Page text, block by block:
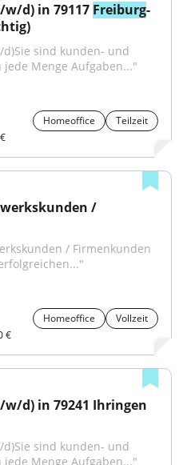
d) in 79117 Freiburg-
d)Sie sind kunden- und
Menge Aufgaben..."
Homeoffice
Teilzeit
/
/ Firmenkunden
Homeoffice
Vollzeit
€
d) in 79241 Ihringen
d)Sie sind kunden- und
Menge Aufgaben..."